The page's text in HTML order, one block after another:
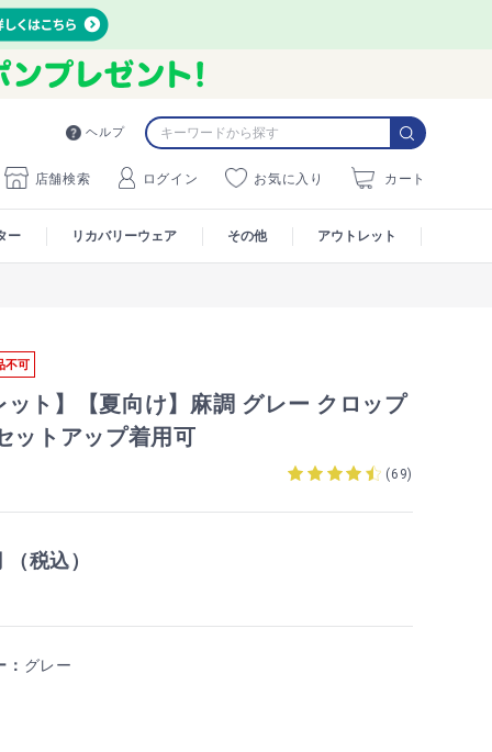
ヘルプ
店舗検索 ログイン お気に入り カート
ー リカバリーウェア その他 アウトレット
不可
ット】【夏向け】麻調 グレー クロップ
ットアップ着用可
(69)
（税込）
グレー